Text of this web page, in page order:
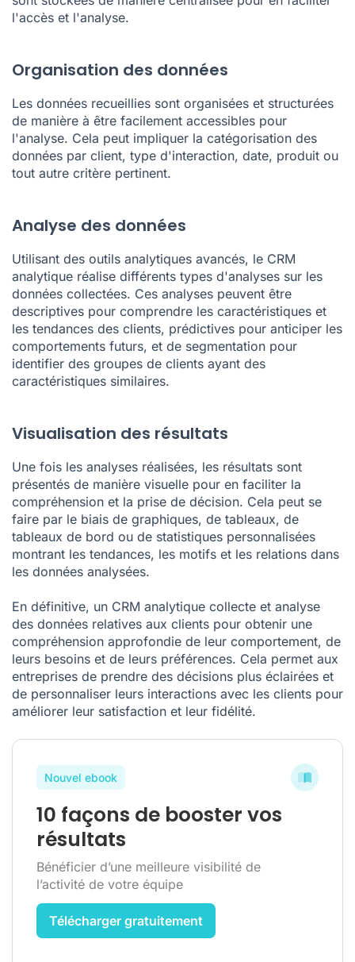
l'accès et l'analyse.
Organisation des données
Les données recueillies sont organisées et structurées
de manière à être facilement accessibles pour
l'analyse. Cela peut impliquer la catégorisation des
données par client, type d'interaction, date, produit ou
tout autre critère pertinent.
Analyse des données
Utilisant des outils analytiques avancés, le CRM
analytique réalise différents types d'analyses sur les
données collectées. Ces analyses peuvent être
descriptives pour comprendre les caractéristiques et
les tendances des clients, prédictives pour anticiper les
comportements futurs, et de segmentation pour
identifier des groupes de clients ayant des
caractéristiques similaires.
Visualisation des résultats
Une fois les analyses réalisées, les résultats sont
présentés de manière visuelle pour en faciliter la
compréhension et la prise de décision. Cela peut se
faire par le biais de graphiques, de tableaux, de
tableaux de bord ou de statistiques personnalisées
montrant les tendances, les motifs et les relations dans
les données analysées.
En définitive, un CRM analytique collecte et analyse
des données relatives aux clients pour obtenir une
compréhension approfondie de leur comportement, de
leurs besoins et de leurs préférences. Cela permet aux
entreprises de prendre des décisions plus éclairées et
de personnaliser leurs interactions avec les clients pour
améliorer leur satisfaction et leur fidélité.
Nouvel ebook
10 façons de booster vos
résultats
Bénéficier d’une meilleure visibilité de
l’activité de votre équipe
Télécharger gratuitement